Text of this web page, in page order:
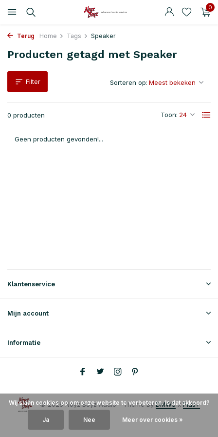
0
Terug Home Tags Speaker
Producten getagd met Speaker
Filter
0 producten Toon:
Sorteren op:
Geen producten gevonden!...
Klantenservice
Mijn account
Informatie
© 2026 Noyz Boyz Audio - Theme ByDMWSxPlus+
Wij slaan cookies op om onze website te verbeteren. Is dat akkoord?
Ja Nee Meer over cookies »